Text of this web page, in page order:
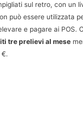
sul retro, con un
può essere utilizzata
e pagare ai POS.
tre prelievi al mese
€.